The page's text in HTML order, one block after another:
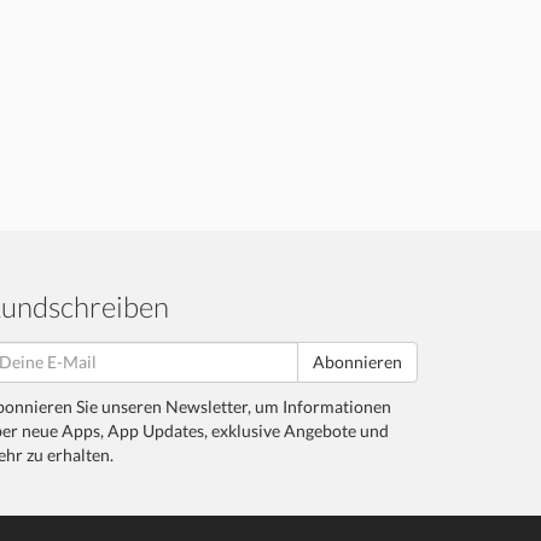
Abonnieren
Sie unseren Newsletter, um Informationen
neue Apps, App Updates, exklusive Angebote und
zu erhalten.